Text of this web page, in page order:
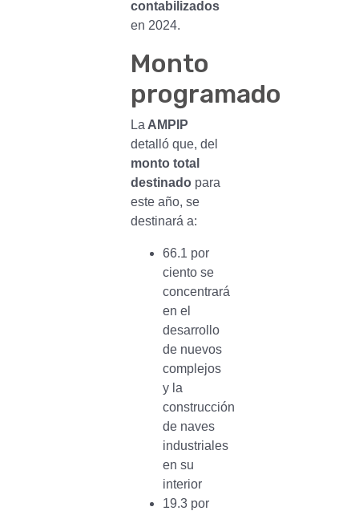
contabilizados
en 2024.
Monto
programado
La AMPIP
detalló que, del
monto total
destinadopara
este año, se
destinará a:
66.1 por
ciento se
concentrará
en el
desarrollo
de nuevos
complejos
y la
construcción
de naves
industriales
en su
interior
19.3 por